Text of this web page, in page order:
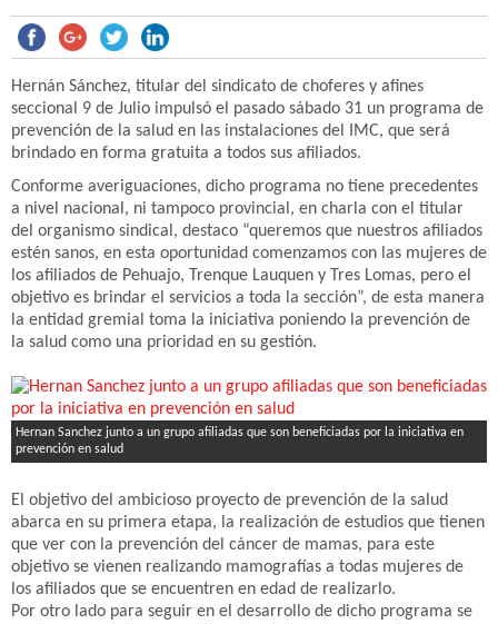
Hernán Sánchez, titular del sindicato de choferes y afines
seccional 9 de Julio impulsó el pasado sábado 31 un programa de
prevención de la salud en las instalaciones del IMC, que será
brindado en forma gratuita a todos sus afiliados.
Conforme averiguaciones, dicho programa no tiene precedentes
a nivel nacional, ni tampoco provincial, en charla con el titular
del organismo sindical, destaco “queremos que nuestros afiliados
estén sanos, en esta oportunidad comenzamos con las mujeres de
los afiliados de Pehuajo, Trenque Lauquen y Tres Lomas, pero el
objetivo es brindar el servicios a toda la sección”, de esta manera
la entidad gremial toma la iniciativa poniendo la prevención de
la salud como una prioridad en su gestión.
Hernan Sanchez junto a un grupo afiliadas que son beneficiadas por la iniciativa en
prevención en salud
El objetivo del ambicioso proyecto de prevención de la salud
abarca en su primera etapa, la realización de estudios que tienen
que ver con la prevención del cáncer de mamas, para este
objetivo se vienen realizando mamografías a todas mujeres de
los afiliados que se encuentren en edad de realizarlo.
Por otro lado para seguir en el desarrollo de dicho programa se